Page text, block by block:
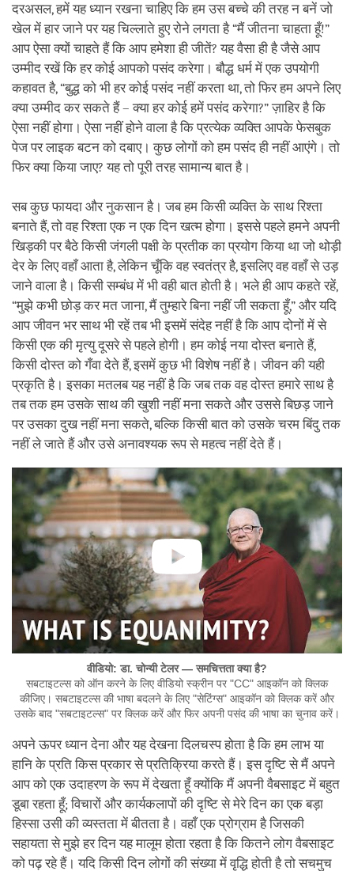
दरअसल, हमें यह ध्यान रखना चाहिए कि हम उस बच्चे की तरह न बनें जो
खेल में हार जाने पर यह चिल्लाते हुए रोने लगता है “मैं जीतना चाहता हूँ!”
आप ऐसा क्यों चाहते हैं कि आप हमेशा ही जीतें? यह वैसा ही है जैसे आप
उम्मीद रखें कि हर कोई आपको पसंद करेगा। बौद्ध धर्म में एक उपयोगी
कहावत है, “बुद्ध को भी हर कोई पसंद नहीं करता था, तो फिर हम अपने लिए
क्या उम्मीद कर सकते हैं – क्या हर कोई हमें पसंद करेगा?” ज़ाहिर है कि
ऐसा नहीं होगा। ऐसा नहीं होने वाला है कि प्रत्येक व्यक्ति आपके फेसबुक
पेज पर लाइक बटन को दबाए। कुछ लोगों को हम पसंद ही नहीं आएंगे। तो
फिर क्या किया जाए? यह तो पूरी तरह सामान्य बात है।
सब कुछ फायदा और नुकसान है। जब हम किसी व्यक्ति के साथ रिश्ता
बनाते हैं, तो वह रिश्ता एक न एक दिन खत्म होगा। इससे पहले हमने अपनी
खिड़की पर बैठे किसी जंगली पक्षी के प्रतीक का प्रयोग किया था जो थोड़ी
देर के लिए वहाँ आता है, लेकिन चूँकि वह स्वतंत्र है, इसलिए वह वहाँ से उड़
जाने वाला है। किसी सम्बंध में भी वही बात होती है। भले ही आप कहते रहें,
“मुझे कभी छोड़ कर मत जाना, मैं तुम्हारे बिना नहीं जी सकता हूँ,” और यदि
आप जीवन भर साथ भी रहें तब भी इसमें संदेह नहीं है कि आप दोनों में से
किसी एक की मृत्यु दूसरे से पहले होगी। हम कोई नया दोस्त बनाते हैं,
किसी दोस्त को गँवा देते हैं, इसमें कुछ भी विशेष नहीं है। जीवन की यही
प्रकृति है। इसका मतलब यह नहीं है कि जब तक वह दोस्त हमारे साथ है
तब तक हम उसके साथ की खुशी नहीं मना सकते और उससे बिछड़ जाने
पर उसका दुख नहीं मना सकते, बल्कि किसी बात को उसके चरम बिंदु तक
नहीं ले जाते हैं और उसे अनावश्यक रूप से महत्व नहीं देते हैं।
वीडियो: डा. चोन्यी टेलर — समचित्तता क्या है?
सबटाइटल्स को ऑन करने के लिए वीडियो स्क्रीन पर "CC" आइकॉन को क्लिक
कीजिए। सबटाइटल्स की भाषा बदलने के लिए "सेटिंग्स" आइकॉन को क्लिक करें और
उसके बाद "सबटाइटल्स" पर क्लिक करें और फिर अपनी पसंद की भाषा का चुनाव करें।
अपने ऊपर ध्यान देना और यह देखना दिलचस्प होता है कि हम लाभ या
हानि के प्रति किस प्रकार से प्रतिक्रिया करते हैं। इस दृष्टि से मैं अपने
आप को एक उदाहरण के रूप में देखता हूँ क्योंकि मैं अपनी वैबसाइट में बहुत
डूबा रहता हूँ; विचारों और कार्यकलापों की दृष्टि से मेरे दिन का एक बड़ा
हिस्सा उसी की व्यस्तता में बीतता है। वहाँ एक प्रोग्राम है जिसकी
सहायता से मुझे हर दिन यह मालूम होता रहता है कि कितने लोग वैबसाइट
को पढ़ रहे हैं। यदि किसी दिन लोगों की संख्या में वृद्धि होती है तो सचमुच